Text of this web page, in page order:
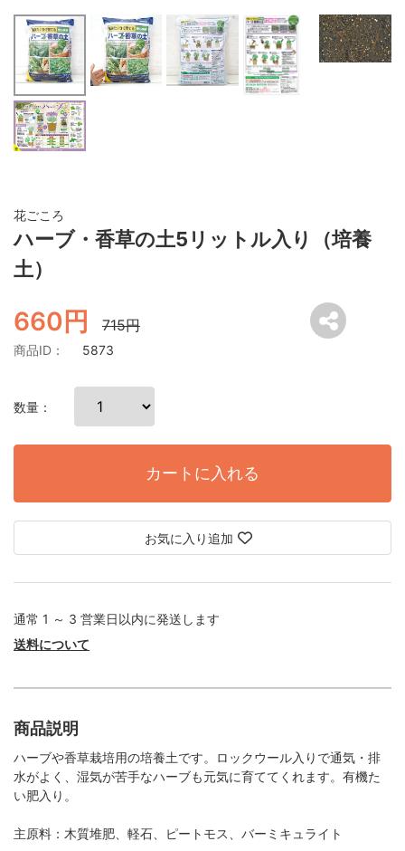
花ごころ
ハーブ・香草の土5リットル入り（培養
土）
660円 715円
商品ID： 5873
数量：
カートに入れる
お気に入り追加
通常 1 ～ 3 営業日以内に発送します
送料について
商品説明
ハーブや香草栽培用の培養土です。ロックウール入りで通気・排
水がよく、湿気が苦手なハーブも元気に育ててくれます。有機た
い肥入り。
主原料：木質堆肥、軽石、ピートモス、バーミキュライト